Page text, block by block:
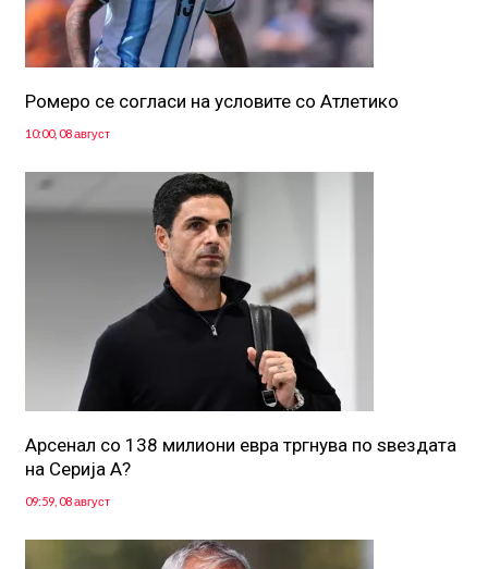
Ромеро се согласи на условите со Атлетико
10:00, 08 август
Арсенал со 138 милиони евра тргнува по ѕвездата
на Серија А?
09:59, 08 август